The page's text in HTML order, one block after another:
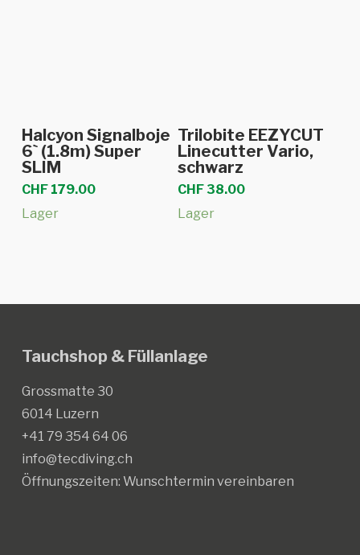
In den Warenkorb
Halcyon Signalboje
6` (1.8m) Super
SLIM
CHF179.00
Lager
In den Warenkorb
Trilobite EEZYCUT
Linecutter Vario,
schwarz
CHF38.00
Lager
Tauchshop & Füllanlage
Grossmatte 30
6014 Luzern
+41 79 354 64 06
info@tecdiving.ch
Öffnungszeiten: Wunschtermin vereinbaren